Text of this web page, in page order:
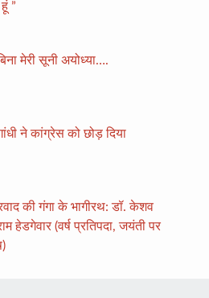
”
मेरी सूनी अयोध्या….
ने कांग्रेस को छोड़ दिया
की गंगा के भागीरथ: डॉ. केशव
हेडगेवार (वर्ष प्रतिपदा, जयंती पर